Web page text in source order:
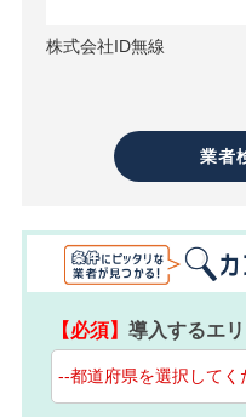
株式会社ID無線
業者
【必須】導入するエ